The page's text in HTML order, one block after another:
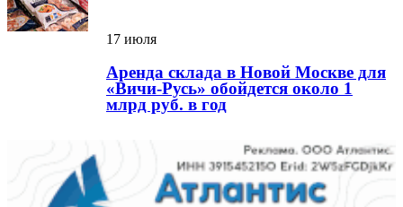
17 июля
Аренда склада в Новой Москве для
«Вичи-Русь» обойдется около 1
млрд руб. в год